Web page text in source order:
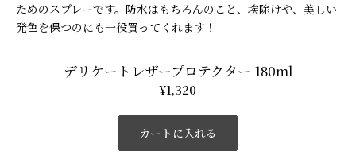
ためのスプレーです。防水はもちろんのこと、埃除けや、美しい
発色を保つのにも一役買ってくれます！
デリケートレザープロテクター 180ml
¥1,320
カートに入れる